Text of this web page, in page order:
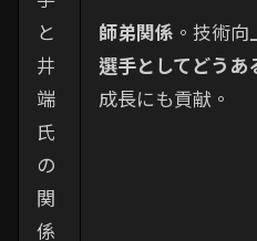
と
井
端
氏
の
関
係
師弟関係 。技術
選手としてどうあ
成長にも貢献。